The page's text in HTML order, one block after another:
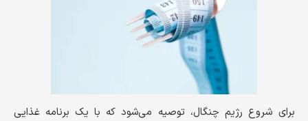
برای شروع رژیم چنگال، توصیه می‌شود که با یک برنامه غذایی